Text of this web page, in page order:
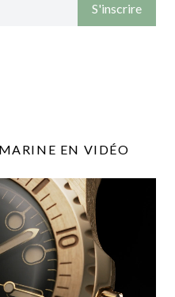
S'inscrire
EN VIDÉO